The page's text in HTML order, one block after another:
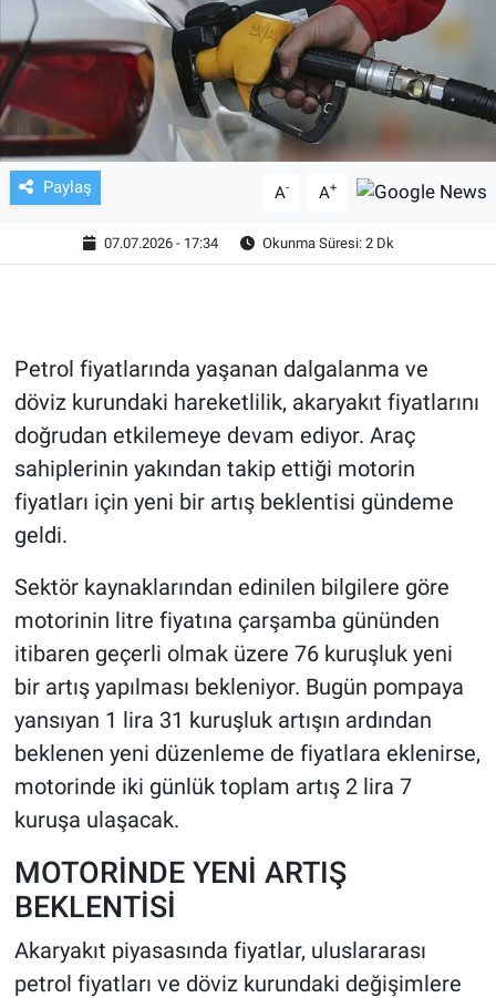
Paylaş A- A+
07.07.2026 - 17:34 Okunma Süresi: 2 Dk
Petrol fiyatlarında yaşanan dalgalanma ve
döviz kurundaki hareketlilik, akaryakıt fiyatlarını
doğrudan etkilemeye devam ediyor. Araç
sahiplerinin yakından takip ettiği motorin
fiyatları için yeni bir artış beklentisi gündeme
geldi.
Sektör kaynaklarından edinilen bilgilere göre
motorinin litre fiyatına çarşamba gününden
itibaren geçerli olmak üzere 76 kuruşluk yeni
bir artış yapılması bekleniyor. Bugün pompaya
yansıyan 1 lira 31 kuruşluk artışın ardından
beklenen yeni düzenleme de fiyatlara eklenirse,
motorinde iki günlük toplam artış 2 lira 7
kuruşa ulaşacak.
MOTORİNDE YENİ ARTIŞ
BEKLENTİSİ
Akaryakıt piyasasında fiyatlar, uluslararası
petrol fiyatları ve döviz kurundaki değişimlere
BASKETBOL
SAĞLIK
GENEL
KÜLTÜR SANAT
ASAYİŞ
EĞİTİM
ÇEVRE
HABERDE İNSAN
POLİTİKA
SPOR
Bilim, Teknoloji